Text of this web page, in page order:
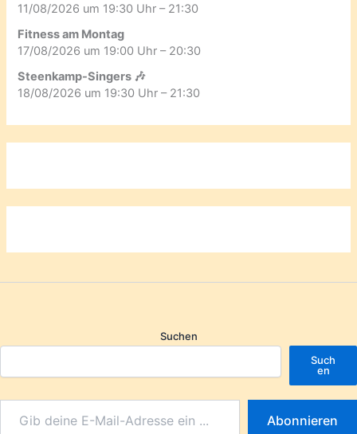
11/08/2026 um 19:30 Uhr – 21:30
Fitness am Montag
17/08/2026 um 19:00 Uhr – 20:30
Steenkamp-Singers 🎶
18/08/2026 um 19:30 Uhr – 21:30
Suchen
Such
en
Abonnieren